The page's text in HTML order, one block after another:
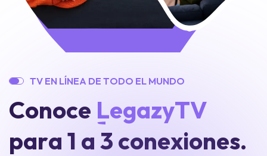
TV EN LÍNEA DE TODO EL MUNDO
Conoce LegazyTV
para 1 a 3 conexiones.